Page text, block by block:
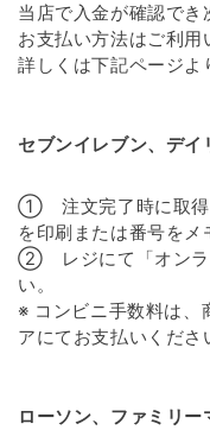
当店で入金が確認でき
お支払い方法はご利用
詳しくは下記ページよ
セブンイレブン、デ
① 注文完了時に取得
を印刷または番号をメ
② レジにて「オンラ
い。
※ コンビニ手数料は、
アにてお支払いくださ
ローソン、ファミリ